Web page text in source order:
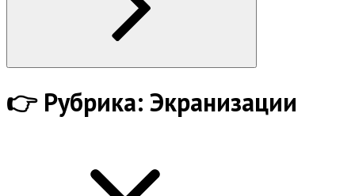
👉 Рубрика: Экранизации